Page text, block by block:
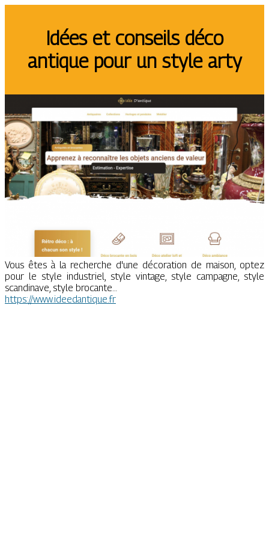
Idées et conseils déco
antique pour un style arty
Vous êtes à la recherche d'une décoration de maison, optez
pour le style industriel, style vintage, style campagne, style
scandinave, style brocante…
https://www.ideedantique.fr